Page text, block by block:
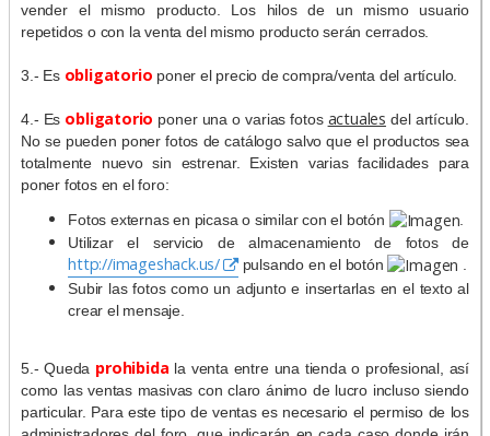
vender el mismo producto. Los hilos de un mismo usuario
repetidos o con la venta del mismo producto serán cerrados.
3.- Es obligatorio poner el precio de compra/venta del artículo.
4.- Es obligatorio poner una o varias fotos actuales del artículo.
No se pueden poner fotos de catálogo salvo que el productos sea
totalmente nuevo sin estrenar. Existen varias facilidades para
poner fotos en el foro:
Fotos externas en picasa o similar con el botón
Utilizar el servicio de almacenamiento de fotos de
http://imageshack.us/ pulsando en el botón
Subir las fotos como un adjunto e insertarlas en el texto al
crear el mensaje.
5.- Queda prohibida la venta entre una tienda o profesional, así
como las ventas masivas con claro ánimo de lucro incluso siendo
particular. Para este tipo de ventas es necesario el permiso de los